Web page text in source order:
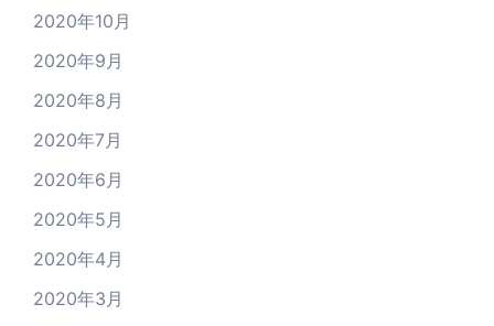
2020年10月
2020年9月
2020年8月
2020年7月
2020年6月
2020年5月
2020年4月
2020年3月